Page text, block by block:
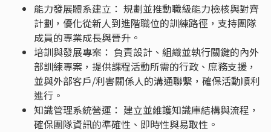
能力發展體系建立： 規劃並推動職級能力檢核與對齊
計劃，優化從新人到進階職位的訓練路徑，支持團隊
成員的專業成長與晉升。
培訓與發展專案： 負責設計、組織並執行關鍵的內外
部訓練專案，提供課程活動所需的行政、庶務支援，
並與外部客戶/利害關係人的溝通聯繫，確保活動順利
進行。
知識管理系統營運： 建立並維護知識庫結構與流程，
確保團隊資訊的準確性、即時性與易取性。